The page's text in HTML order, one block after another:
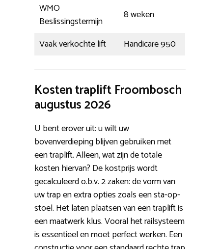
WMO
Beslissingstermijn
8 weken
Vaak verkochte lift
Handicare 950
Kosten traplift Froombosch
augustus 2026
U bent erover uit: u wilt uw
bovenverdieping blijven gebruiken met
een traplift. Alleen, wat zijn de totale
kosten hiervan? De kostprijs wordt
gecalculeerd o.b.v. 2 zaken: de vorm van
uw trap en extra opties zoals een sta-op-
stoel. Het laten plaatsen van een traplift is
een maatwerk klus. Vooral het railsysteem
is essentieel en moet perfect werken. Een